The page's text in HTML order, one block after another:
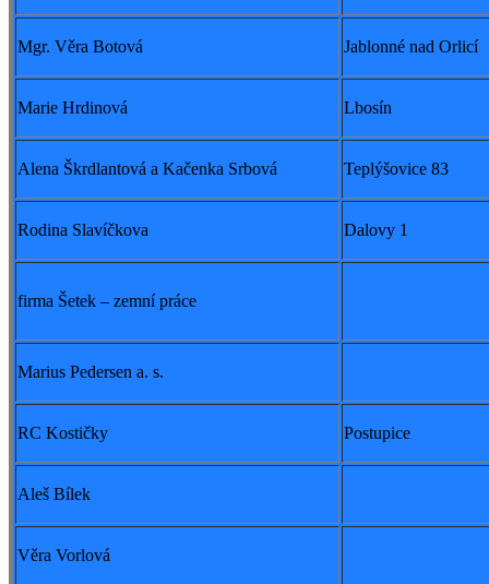
Mgr. Věra Botová Jablonné nad Orlicí
Marie Hrdinová Lbosín
Alena Škrdlantová a Kačenka Srbová Teplýšovice 83
Rodina Slavíčkova Dalovy 1
firma Šetek – zemní práce
Marius Pedersen a. s.
RC Kostičky Postupice
Aleš Bílek
Věra Vorlová